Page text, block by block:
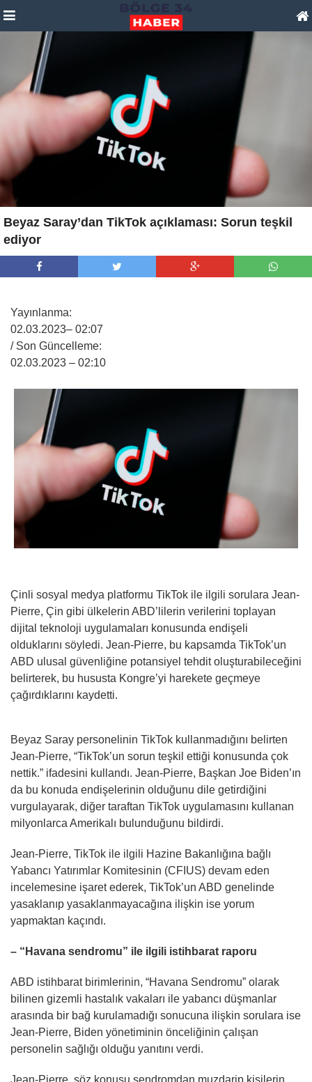
Beyaz Saray’dan TikTok açıklaması: Sorun teşkil
ediyor
Yayınlanma:
02.03.2023– 02:07
/ Son Güncelleme:
02.03.2023 – 02:10
Çinli sosyal medya platformu TikTok ile ilgili sorulara Jean-
Pierre, Çin gibi ülkelerin ABD’lilerin verilerini toplayan
dijital teknoloji uygulamaları konusunda endişeli
olduklarını söyledi. Jean-Pierre, bu kapsamda TikTok’un
ABD ulusal güvenliğine potansiyel tehdit oluşturabileceğini
belirterek, bu hususta Kongre’yi harekete geçmeye
çağırdıklarını kaydetti.
Beyaz Saray personelinin TikTok kullanmadığını belirten
Jean-Pierre, “TikTok’un sorun teşkil ettiği konusunda çok
nettik.” ifadesini kullandı. Jean-Pierre, Başkan Joe Biden’ın
da bu konuda endişelerinin olduğunu dile getirdiğini
vurgulayarak, diğer taraftan TikTok uygulamasını kullanan
milyonlarca Amerikalı bulunduğunu bildirdi.
Jean-Pierre, TikTok ile ilgili Hazine Bakanlığına bağlı
Yabancı Yatırımlar Komitesinin (CFIUS) devam eden
incelemesine işaret ederek, TikTok’un ABD genelinde
yasaklanıp yasaklanmayacağına ilişkin ise yorum
yapmaktan kaçındı.
– “Havana sendromu” ile ilgili istihbarat raporu
ABD istihbarat birimlerinin, “Havana Sendromu” olarak
bilinen gizemli hastalık vakaları ile yabancı düşmanlar
arasında bir bağ kurulamadığı sonucuna ilişkin sorulara ise
Jean-Pierre, Biden yönetiminin önceliğinin çalışan
personelin sağlığı olduğu yanıtını verdi.
Jean-Pierre, söz konusu sendromdan muzdarip kişilerin